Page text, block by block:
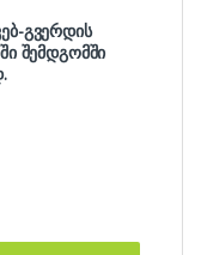
გვერდის
შემდგომში